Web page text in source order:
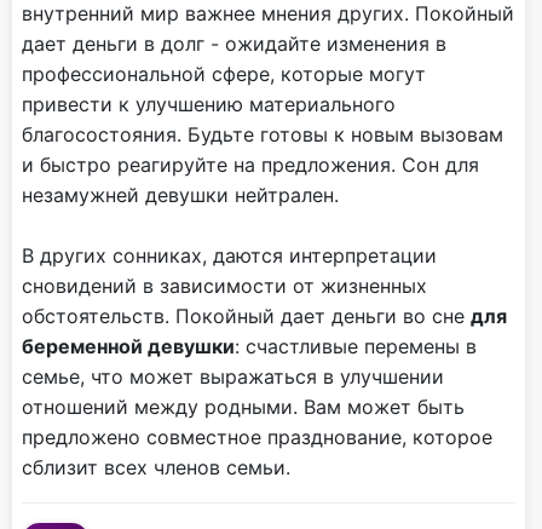
внутренний мир важнее мнения других. Покойный
дает деньги в долг - ожидайте изменения в
профессиональной сфере, которые могут
привести к улучшению материального
благосостояния. Будьте готовы к новым вызовам
и быстро реагируйте на предложения. Сон для
незамужней девушки нейтрален.
В других сонниках, даются интерпретации
сновидений в зависимости от жизненных
обстоятельств. Покойный дает деньги во сне для
беременной девушки: счастливые перемены в
семье, что может выражаться в улучшении
отношений между родными. Вам может быть
предложено совместное празднование, которое
сблизит всех членов семьи.